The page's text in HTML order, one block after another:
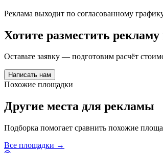
Реклама выходит по согласованному
Хотите разместить рекламу
Оставьте заявку — подготовим расчёт
Написать нам
Похожие площадки
Другие места для рекламы
Подборка помогает сравнить похожие
Все площадки →